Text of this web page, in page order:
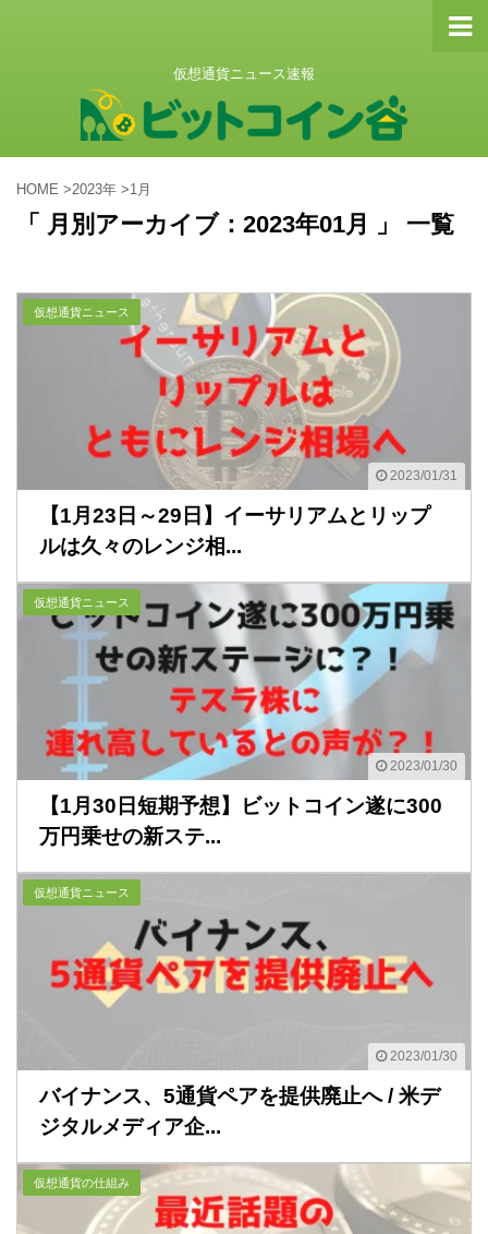
仮想通貨ニュース速報
HOME >2023年 >1月
「 月別アーカイブ：2023年01月 」 一覧
2023/01/31
仮想通貨ニュース
【1月23日～29日】イーサリアムとリップ
ルは久々のレンジ相...
2023/01/30
仮想通貨ニュース
【1月30日短期予想】ビットコイン遂に300
万円乗せの新ステ...
2023/01/30
仮想通貨ニュース
バイナンス、5通貨ペアを提供廃止へ / 米デ
ジタルメディア企...
仮想通貨の仕組み